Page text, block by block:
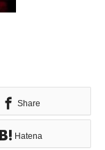
Share
Hatena